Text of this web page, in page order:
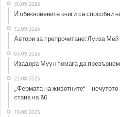
30.09.2025
И обикновените книги са способни
12.09.2025
Автори за препрочитане: Луиза
03.09.2025
Изадора Муун помага да
22.08.2025
„Фермата на животните“ –
стана на 80
19.08.2025